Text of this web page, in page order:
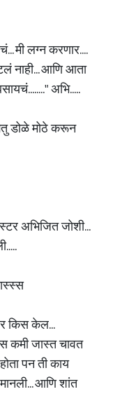
मी लग्न करणार....
नाही... आणि आता
अभि.....
डोळे मोठे करून
अभिजित जोशी...
किस केल...
कमी जास्त चावत
पन ती काय
आणि शांत